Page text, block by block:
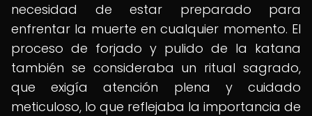
necesidad de estar preparado para
enfrentar la muerte en cualquier momento. El
proceso de forjado y pulido de la katana
también se consideraba un ritual sagrado,
que exigía atención plena y cuidado
meticuloso, lo que reflejaba la importancia de